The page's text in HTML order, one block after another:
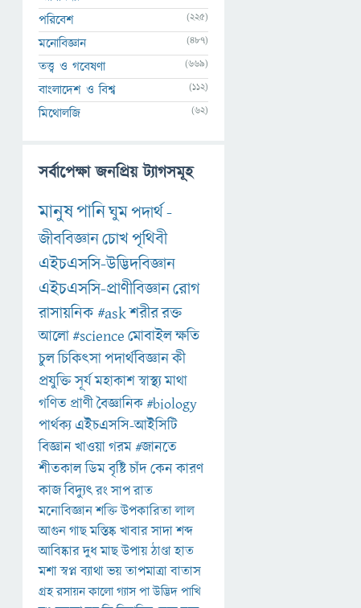
পরিবেশ (225)
মনোবিজ্ঞান (487)
তত্ত্ব ও গবেষণা (669)
বাংলাদেশ ও বিশ্ব (112)
মিথোলজি (62)
সর্বাপেক্ষা জনপ্রিয় ট্যাগসমূহ
মানুষপানিঘুমপদার্থ-
জীববিজ্ঞানচোখপৃথিবী
এইচএসসি-উদ্ভিদবিজ্ঞান
এইচএসসি-প্রাণীবিজ্ঞানরোগ
রাসায়নিক#askশরীররক্ত
আলো#scienceমোবাইলক্ষতি
চুলচিকিৎসাপদার্থবিজ্ঞানকী
প্রযুক্তিসূর্যমহাকাশস্বাস্থ্যমাথা
গণিত প্রাণীবৈজ্ঞানিক#biology
পার্থক্য এইচএসসি-আইসিটি
বিজ্ঞানখাওয়াগরম#জানতে
শীতকালডিমবৃষ্টিচাঁদকেনকারণ
কাজবিদ্যুৎরংসাপরাত
মনোবিজ্ঞানশক্তিউপকারিতালাল
আগুনগাছমস্তিষ্কখাবারসাদাশব্দ
আবিষ্কারদুধমাছউপায়ঠাণ্ডাহাত
মশাস্বপ্নব্যাথাভয়তাপমাত্রাবাতাস
গ্রহরসায়নকালোগ্যাসপাউদ্ভিদপাখি